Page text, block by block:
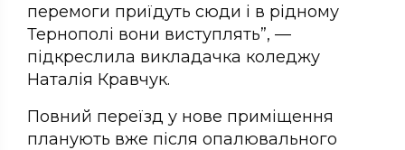
перемоги приїдуть сюди і в рідному
Тернополі вони виступлять”, —
підкреслила викладачка коледжу
Наталія Кравчук.
Повний переїзд у нове приміщення
планують вже після опалювального